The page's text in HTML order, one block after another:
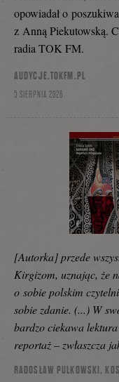
opowiadał o
z Anną Piekutowską.
radia TOK FM.
AUDYCJE.TOKFM.PL
5 SIERPNIA 2026
[Autorka] przede
Kirgizom, uznając, że
o sobie polskim
sobie zdanie. (...) W
bardzo ciekawa
reportaż – zwłaszcza
RADOSŁAW PULKOWSKI,